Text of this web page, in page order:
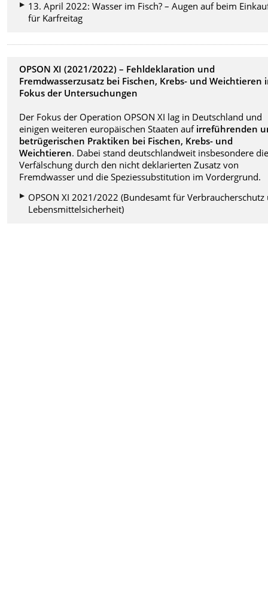
13. April 2022: Wasser im Fisch? – Augen auf beim
für Karfreitag
OPSON XI (2021/2022) – Fehldeklaration und
Fremdwasserzusatz bei Fischen, Krebs- und Weichtieren
Fokus der Untersuchungen
Der Fokus der Operation OPSON XI lag in Deutschland und
einigen weiteren europäischen Staaten auf irreführenden
betrügerischen Praktiken bei Fischen, Krebs- und
Weichtieren. Dabei stand deutschlandweit insbesondere
Verfälschung durch den nicht deklarierten Zusatz von
Fremdwasser und die Speziessubstitution im Vordergrund.
OPSON XI 2021/2022 (Bundesamt für Verbraucherschutz
Lebensmittelsicherheit)